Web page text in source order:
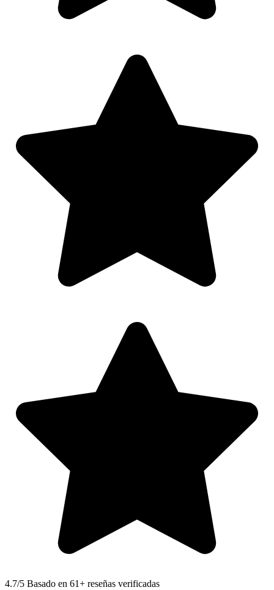
4.7/5 Basado en 61+ reseñas verificadas